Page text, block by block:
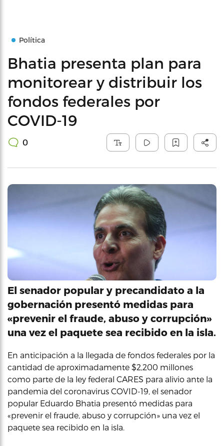
Política
Bhatia presenta plan para
monitorear y distribuir los
fondos federales por
COVID-19
0
El senador popular y precandidato a la
gobernación presentó medidas para
«prevenir el fraude, abuso y corrupción»
una vez el paquete sea recibido en la isla.
En anticipación a la llegada de fondos federales por la
cantidad de aproximadamente $2,200 millones
como parte de la ley federal CARES para alivio ante la
pandemia del coronavirus COVID-19, el senador
popular Eduardo Bhatia presentó medidas para
«prevenir el fraude, abuso y corrupción» una vez el
paquete sea recibido en la isla.